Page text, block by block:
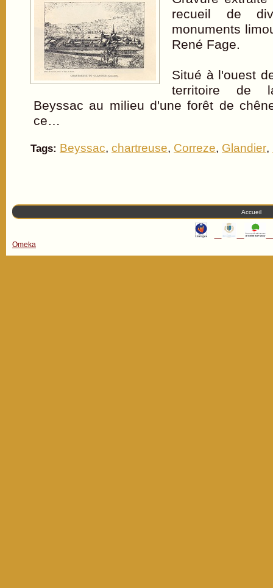
recueil de
monuments
René Fage.
Situé à l'ouest
territoire de
Beyssac au milieu d'une forêt de
ce…
Tags: Beyssac, chartreuse, Correze, Glandier,
Accueil
Omeka